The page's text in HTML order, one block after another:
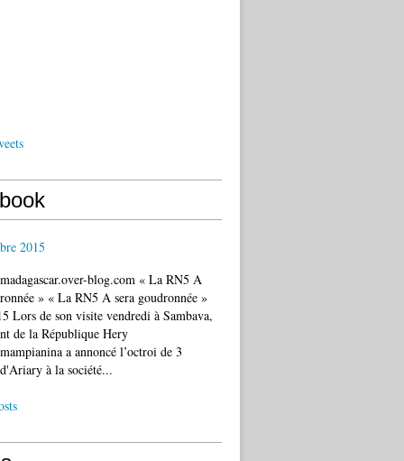
2015
blog.com « La RN5 A
» « La RN5 A sera goudronnée »
Lors de son visite vendredi à Sambava,
de la République Hery
a annoncé l’octroi de 3
à la société...